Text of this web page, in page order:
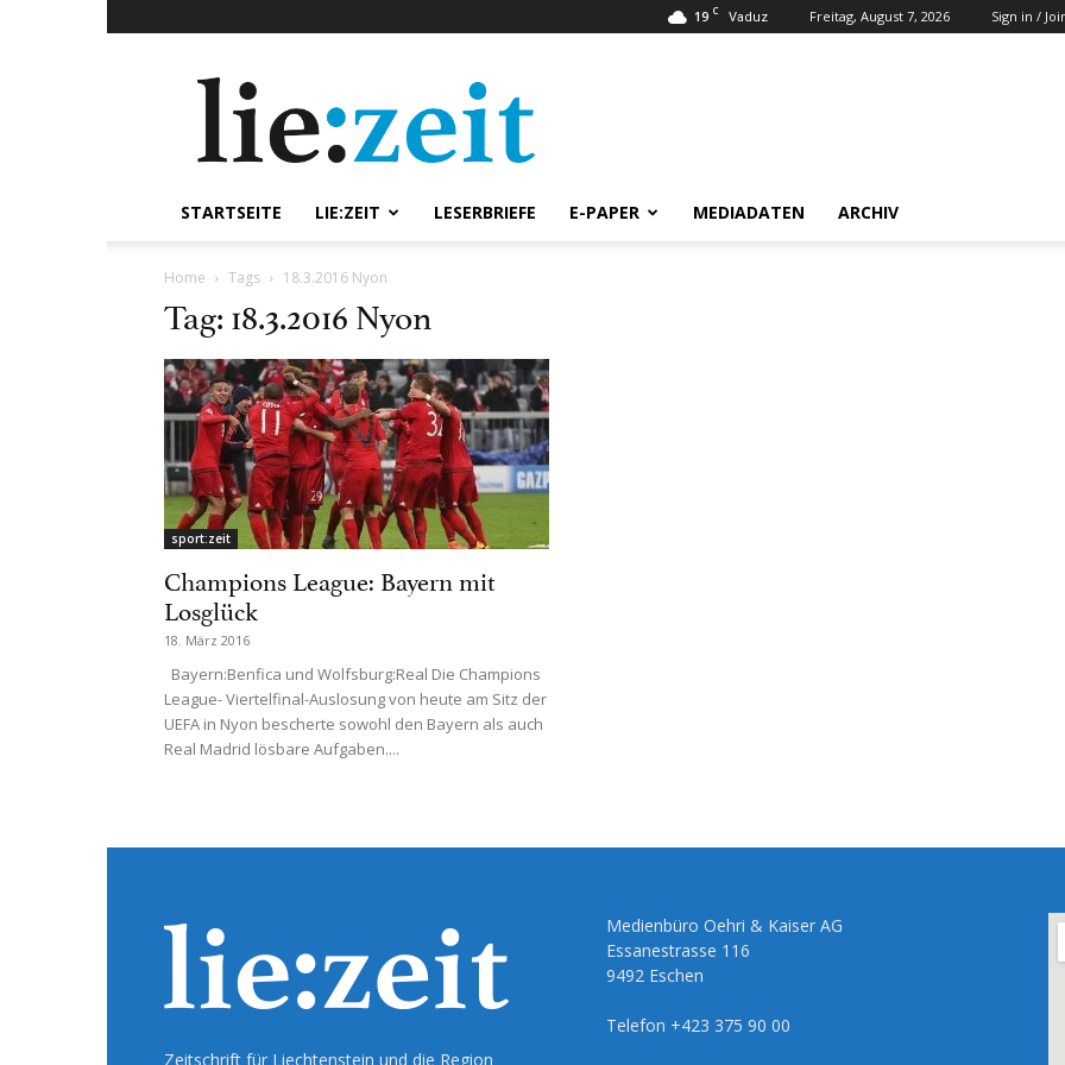
19 C Vaduz Freitag, August 7, 2026 Sign in /
STARTSEITE LIE:ZEIT LESERBRIEFE E-PAPER MEDIADATEN ARCHIV
Home Tags 18.3.2016 Nyon
Tag: 18.3.2016 Nyon
sport:zeit
Champions League: Bayern mit
Losglück
18. März 2016
Bayern:Benfica und Wolfsburg:Real Die Champions
League- Viertelfinal-Auslosung von heute am Sitz der
UEFA in Nyon bescherte sowohl den Bayern als auch
Real Madrid lösbare Aufgaben....
Zeitschrift für Liechtenstein und die Region
Medienbüro Oehri & Kaiser AG
Essanestrasse 116
9492 Eschen
Telefon +423 375 90 00